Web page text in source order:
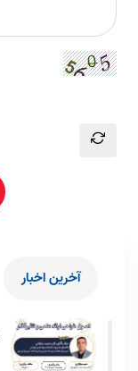
آخرین اخبار